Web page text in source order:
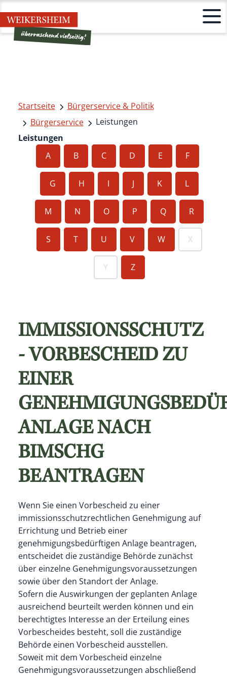
Startseite
Bürgerservice & Politik
Bürgerservice
Leistungen
Leistungen
A
B C D E F
G H I J K L
M N O P Q R
S T U V W X
Y Z
IMMISSIONSSCHUTZ
- VORBESCHEID ZU
EINER
ANLAGE NACH
BIMSCHG
BEANTRAGEN
Wenn Sie einen Vorbescheid zu einer
immissionsschutzrechtlichen Genehmigung auf
Errichtung und Betrieb einer
genehmigungsbedürftigen Anlage beantragen,
entscheidet die zuständige Behörde zunächst
über einzelne Genehmigungsvoraussetzungen
sowie über den Standort der Anlage.
Sofern die Auswirkungen der geplanten Anlage
ausreichend beurteilt werden können und ein
berechtigtes Interesse an der Erteilung eines
Vorbescheides besteht, soll die zuständige
Behörde einen Vorbescheid ausstellen.
Soweit mit dem Vorbescheid einzelne
Genehmigungsvoraussetzungen abschließend